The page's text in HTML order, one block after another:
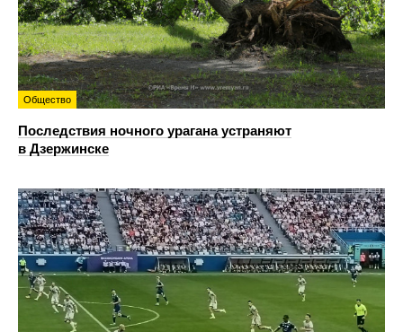
Общество
Последствия ночного урагана устраняют
в Дзержинске